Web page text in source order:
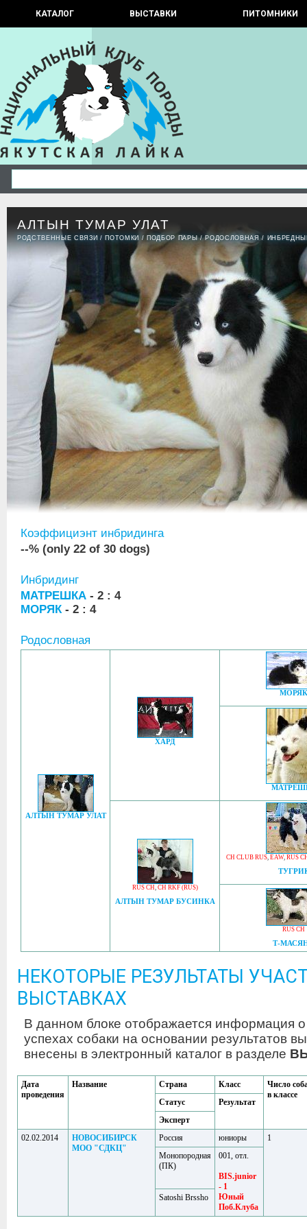
КАТАЛОГ ВЫСТАВКИ ПИТОМНИКИ
АЛТЫН ТУМАР УЛАТ
РОДСТВЕННЫЕ СВЯЗИ / ПОТОМКИ / ПОДБОР ПАРЫ/РОДОСЛОВНАЯ /
Коэффициэнт инбридинга
--% (only 22 of 30 dogs)
Инбридинг
МАТРЕШКА - 2 : 4
МОРЯК- 2 : 4
Родословная
АЛТЫН ТУМАР УЛАТ
ХАРД
МОРЯК
RUS CH, CH RKF (RUS)
АЛТЫН ТУМАР БУСИНКА
CH CLUB RUS, EAW, RUS
RUS CH
Т-
НЕКОТОРЫЕ РЕЗУЛЬТАТЫ
ВЫСТАВКАХ
В данном блоке отображается информация
успехах собаки на основании результатов
внесены в электронный каталог в разделе
Дата
проведения
Название Страна Класс
Число
в классе
Статус
Результат
Эксперт
02.02.2014
НОВОСИБИРСК
МОО "СДКЦ"
Россия юниоры
1
Монопородная
(ПК)
001, отл.
BIS.junior
- 1
Юный
Поб.Клуба
Satoshi Brssho